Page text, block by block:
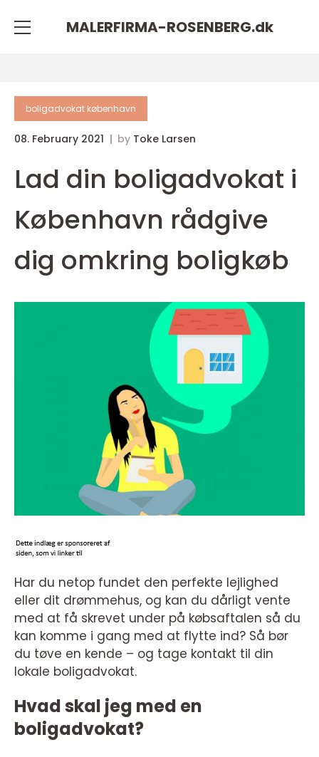
MALERFIRMA-ROSENBERG.dk
boligadvokat københavn
08. February 2021 by Toke Larsen
Lad din boligadvokat i
København rådgive
dig omkring boligkøb
Har du netop fundet den perfekte lejlighed
eller dit drømmehus, og kan du dårligt vente
med at få skrevet under på købsaftalen så du
kan komme i gang med at flytte ind? Så bør
du tøve en kende – og tage kontakt til din
lokale boligadvokat.
Hvad skal jeg med en
boligadvokat?